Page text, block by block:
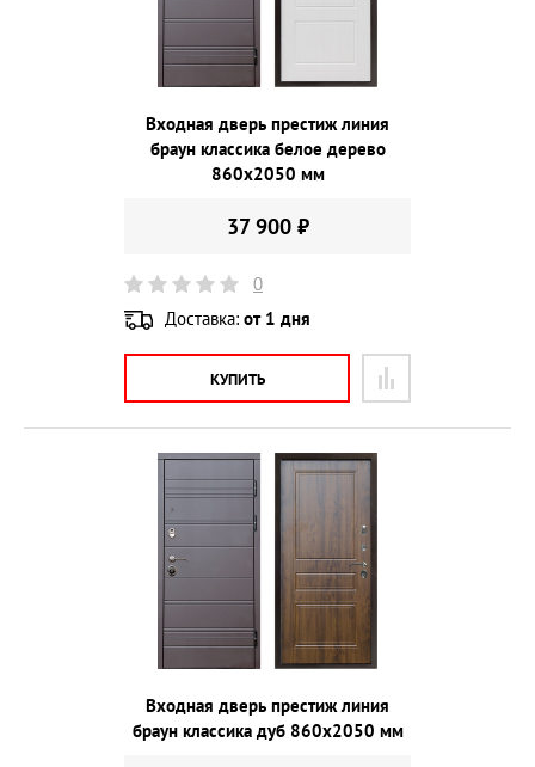
Входная дверь престиж линия
браун классика белое дерево
860х2050 мм
37 900 ₽
0
Доставка: от 1 дня
КУПИТЬ
Входная дверь престиж линия
браун классика дуб 860х2050 мм